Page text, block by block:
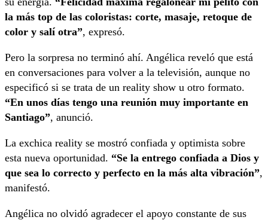
la más top de las coloristas: corte, masaje, retoque de
color y salí otra”, expresó.
Pero la sorpresa no terminó ahí. Angélica reveló que está
en conversaciones para volver a la televisión, aunque no
especificó si se trata de un reality show u otro formato.
“En unos días tengo una reunión muy importante en
Santiago”, anunció.
La exchica reality se mostró confiada y optimista sobre
esta nueva oportunidad. “Se la entrego confiada a Dios y
que sea lo correcto y perfecto en la más alta vibración”,
manifestó.
Angélica no olvidó agradecer el apoyo constante de sus